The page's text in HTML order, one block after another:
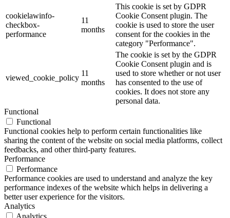
cookielawinfo-
checkbox-
performance
11
months
This cookie is set by GDPR
Cookie Consent plugin. The
cookie is used to store the user
consent for the cookies in the
category "Performance".
viewed_cookie_policy
11
months
The cookie is set by the GDPR
Cookie Consent plugin and is
used to store whether or not user
has consented to the use of
cookies. It does not store any
personal data.
Functional
Functional
Functional cookies help to perform certain functionalities like
sharing the content of the website on social media platforms, collect
feedbacks, and other third-party features.
Performance
Performance
Performance cookies are used to understand and analyze the key
performance indexes of the website which helps in delivering a
better user experience for the visitors.
Analytics
Analytics